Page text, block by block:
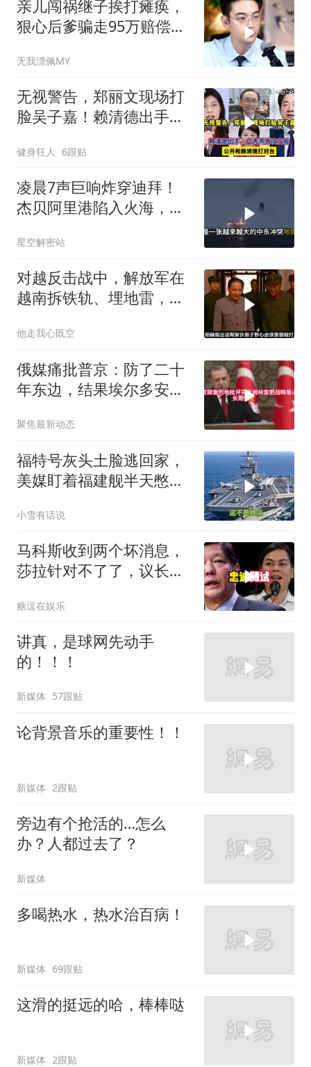
亲儿闯祸继子挨打瘫痪，
狠心后爹骗走95万赔偿金
无我漂佩MY
无视警告，郑丽文现场打
脸吴子嘉！赖清德出手，
健身狂人 6跟贴
凌晨7声巨响炸穿迪拜！
杰贝阿里港陷入火海，美
彻底心寒
星空解密站
对越反击战中，解放军在
越南拆铁轨、埋地雷，是
他走我心既空
俄媒痛批普京：防了二十
年东边，结果埃尔多安把
聚焦最新动态
福特号灰头土脸逃回家，
美媒盯着福建舰半天憋出
小雪有话说
马科斯收到两个坏消息，
莎拉针对不了了，议长反
糖逗在娱乐
讲真，是球网先动手
的！！！
新媒体 57跟贴
论背景音乐的重要性！！
新媒体 2跟贴
旁边有个抢活的…怎么
办？人都过去了？
新媒体
多喝热水，热水治百病！
新媒体 69跟贴
这滑的挺远的哈，棒棒哒
新媒体 2跟贴